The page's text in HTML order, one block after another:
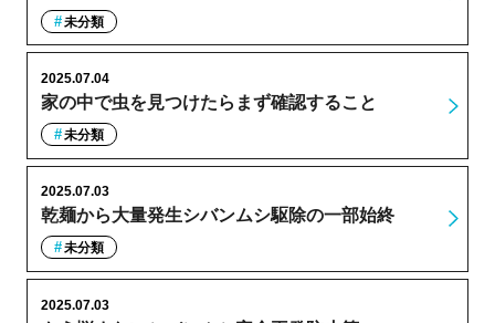
未分類
家の中で虫を見つけたらまず確認すること
2025.07.04
未分類
乾麺から大量発生シバンムシ駆除の一部始終
2025.07.03
未分類
2025.07.03